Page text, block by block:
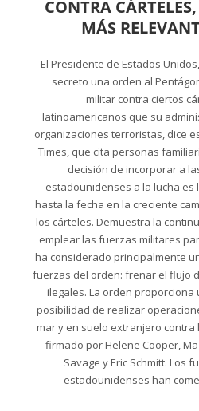
CONTRA
MÁS
El Presidente de Estados
secreto una orden al
militar contra ciertos
latinoamericanos que su
organizaciones terroristas, dice
Times, que cita personas
decisión de incorporar a
estadounidenses a la lucha es
hasta la fecha en la creciente
los cárteles. Demuestra la
emplear las fuerzas militares
ha considerado principalmente
fuerzas del orden: frenar el flujo
ilegales. La orden
posibilidad de realizar
mar y en suelo extranjero contra
firmado por Helene Cooper,
Savage y Eric Schmitt. Los
estadounidenses han